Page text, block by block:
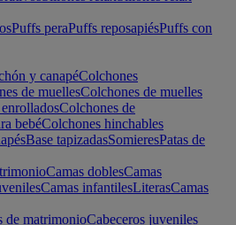
Puffs peraPuffs reposapiésPuffs con
y canapéColchones
de muellesColchones de muelles
Colchones de
bebéColchones hinchables
Base tapizadasSomieresPatas de
Camas doblesCamas
Camas infantilesLiterasCamas
de matrimonioCabeceros juveniles